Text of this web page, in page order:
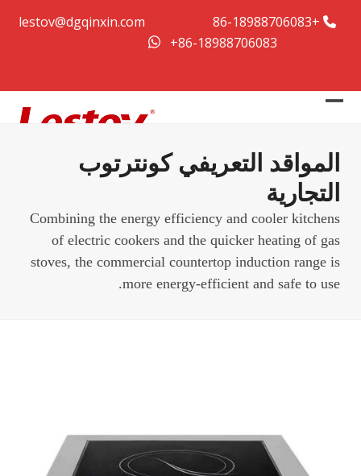
+86-18988706083
lestov@dgqinxin.com
+86-18988706083
menu
menu
المواقد التعريفي كونترتوب
التجارية
Combining the energy efficiency and cooler kitchens
of electric cookers and the quicker heating of gas
stoves, the commercial countertop induction range is
more energy-efficient and safe to use.